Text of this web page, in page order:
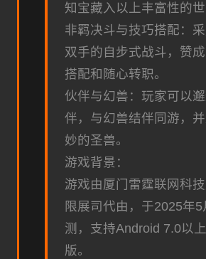
知宝藏入以上丰富性的世
非羁决斗与技巧搭配：
双手的自步式战斗，赞
搭配和随心转职。
伙伴与幻兽：玩家可以
伴，与幻兽结伴同游，
妙的圣兽。
游戏背景：
游戏由厦门雷霆联网科
限展司代由，于2025年5
测，支持Android 7.0以
版。